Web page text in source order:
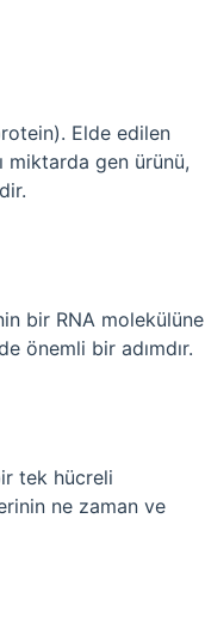
Elde edilen
miktarda gen ürünü,
bir RNA molekülüne
önemli bir adımdır.
tek hücreli
ne zaman ve